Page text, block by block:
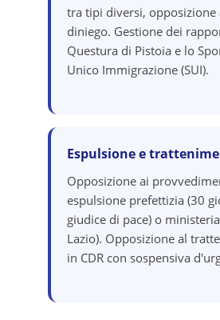
tra tipi diversi, opposizione
diniego. Gestione dei
Questura di Pistoia e lo
Unico Immigrazione (SUI).
Espulsione e
Opposizione ai
espulsione prefettizia (30
giudice di pace) o
Lazio). Opposizione al
in CDR con sospensiva